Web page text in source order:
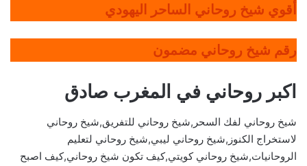
أقوي شيخ روحاني الساحر اليهودي
رقم شيخ روحاني مضمون
اكبر روحاني في المغرب صادق
شيخ روحاني لفك السحر,شيخ روحاني للتفريق,شيخ روحاني
لاستخراج الكنوز,شيخ روحاني ليبي,شيخ روحاني لتعليم
الروحانيات,شيخ روحاني كويتي,كيف تكون شيخ روحاني,كيف اصبح